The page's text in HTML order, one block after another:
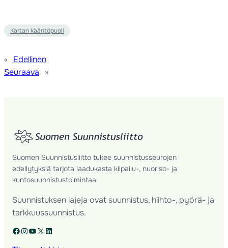
Kartan kääntöpuoli
« Edellinen
Seuraava
»
Suomen Suunnistusliitto tukee suunnistusseurojen
edellytyksiä tarjota laadukasta kilpailu-, nuoriso- ja
kuntosuunnistustoimintaa.
Suunnistuksen lajeja ovat suunnistus, hiihto-, pyörä- ja
tarkkuussuunnistus.
Facebook Instagram YouTube X LinkedIn